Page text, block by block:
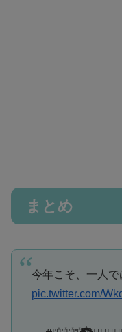
まとめ
今年こそ、一人
pic.twitter.com/